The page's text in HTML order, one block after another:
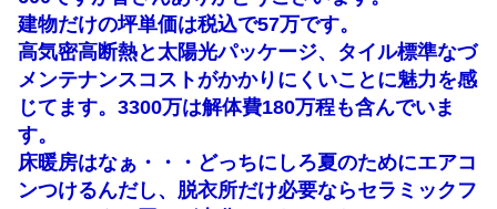
建物だけの坪単価は税込で57万です。
高気密高断熱と太陽光パッケージ、タイル標準なづ
メンテナンスコストがかかりにくいことに魅力を感
じてます。3300万は解体費180万程も含んでいま
す。
床暖房はなぁ・・・どっちにしろ夏のためにエアコ
ンつけるんだし、脱衣所だけ必要ならセラミックフ